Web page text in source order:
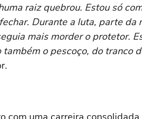
raiz quebrou. Estou só
Durante a luta, parte da
mais morder o protetor.
o pescoço, do tranco